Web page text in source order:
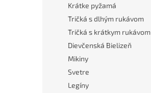
Krátke pyžamá
Tričká s dlhým rukávom
Tričká s krátkym rukávom
Dievčenská Bielizeň
Mikiny
Svetre
Legíny